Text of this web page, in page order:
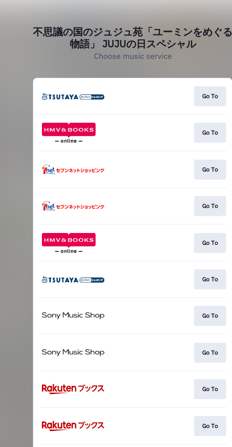
不思議の国のジュジュ苑「ユーミンをめぐる
物語」 JUJUの日スペシャル
Choose music service
Go To
Go To
Go To
Go To
Go To
Go To
Go To
Go To
Go To
Go To